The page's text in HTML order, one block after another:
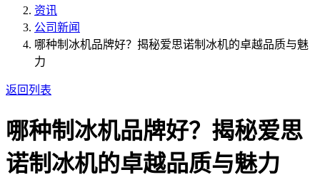
资讯
公司新闻
哪种制冰机品牌好？揭秘爱思诺制冰机的卓越品质与魅
力
返回列表
哪种制冰机品牌好？揭秘爱思
诺制冰机的卓越品质与魅力